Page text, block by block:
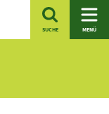
SUCHE MENÜ